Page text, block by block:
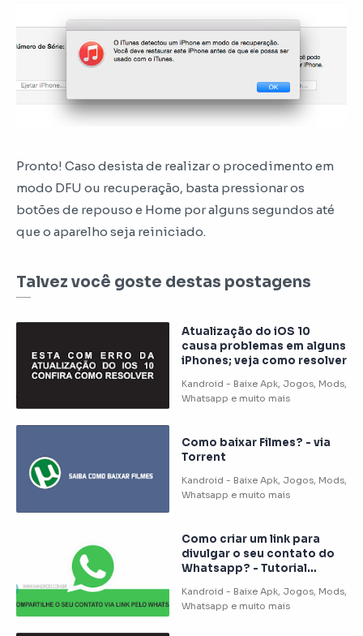
Pronto! Caso desista de realizar o procedimento em
modo DFU ou recuperação, basta pressionar os
botões de repouso e Home por alguns segundos até
que o aparelho seja reiniciado.
Talvez você goste destas postagens
Atualização do iOS 10
causa problemas em alguns
iPhones; veja como resolver
Como baixar Filmes? - via
Torrent
Como criar um link para
divulgar o seu contato do
Whatsapp? - Tutorial